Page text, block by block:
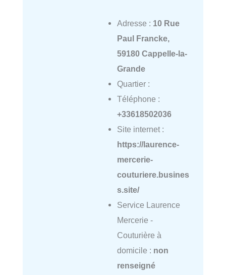
Adresse : 10 Rue
Paul Francke,
59180 Cappelle-la-
Grande
Quartier :
Téléphone :
+33618502036
Site internet :
https://laurence-
mercerie-
couturiere.busines
s.site/
Service Laurence
Mercerie -
Couturière à
domicile : non
renseigné